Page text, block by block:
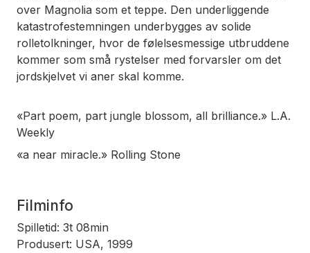
over Magnolia som et teppe. Den underliggende
katastrofestemningen underbygges av solide
rolletolkninger, hvor de følelsesmessige utbruddene
kommer som små rystelser med forvarsler om det
jordskjelvet vi aner skal komme.
«Part poem, part jungle blossom, all brilliance.» L.A.
Weekly
«a near miracle.» Rolling Stone
Filminfo
Spilletid: 3t 08min
Produsert: USA, 1999